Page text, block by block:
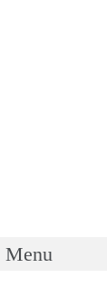
Menu